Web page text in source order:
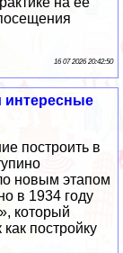
16 07 2026 20:42:50
интересные
построить в
новым этапом
в 1934 году
который
постройку